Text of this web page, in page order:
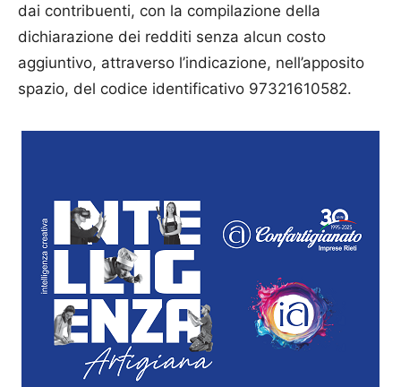
dai contribuenti, con la compilazione della
dichiarazione dei redditi senza alcun costo
aggiuntivo, attraverso l’indicazione, nell’apposito
spazio, del codice identificativo 97321610582.